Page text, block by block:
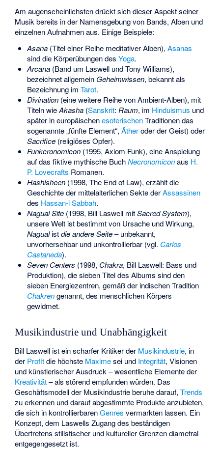
Am augenscheinlichsten drückt sich dieser Aspekt seiner
Musik bereits in der Namensgebung von Bands, Alben und
einzelnen Aufnahmen aus. Einige Beispiele:
Asana(Titel einer Reihe meditativer Alben), Asanas
sind die Körperübungen des Yoga.
Arcana(Band um Laswell und Tony Williams),
bezeichnet allgemein Geheimwissen, bekannt als
Bezeichnung im Tarot.
Divination(eine weitere Reihe von Ambient-Alben), mit
Titeln wieAkasha(Sanskrit: Raum, im Hinduismus und
später in europäischenesoterischenTraditionen das
sogenannte „fünfte Element“, Ätheroder der Geist) oder
Sacrifice(religiöses Opfer).
Funkcronomicon(1995, Axiom Funk), eine Anspielung
auf das fiktive mythische BuchNecronomiconaus H.
P. Lovecrafts Romanen.
Hashisheen(1998, The End of Law), erzählt die
Geschichte der mittelalterlichen Sekte derAssassinen
des Hassan-i Sabbah.
Nagual Site(1998, Bill Laswell mitSacred System),
unsere Welt ist bestimmt von Ursache und Wirkung,
Nagualistdie andere Seite– unbekannt,
unvorhersehbar und unkontrollierbar (vgl. Carlos
Castaneda).
Seven Centers (1998, Chakra, Bill Laswell: Bass und
Produktion), die sieben Titel des Albums sind den
sieben Energiezentren, gemäß der indischen Tradition
Chakrengenannt, des menschlichen Körpers
gewidmet.
Musikindustrie und Unabhängigkeit
Bill Laswell ist ein scharfer Kritiker der Musikindustrie, in
der Profitdie höchste Maximesei und Integrität, Visionen
und künstlerischer Ausdruck – wesentliche Elemente der
Kreativität– als störend empfunden würden. Das
Geschäftsmodell der Musikindustrie beruhe darauf,Trends
zu erkennen und darauf abgestimmte Produkte anzubieten,
die sich in kontrollierbarenGenres vermarkten lassen. Ein
Konzept, dem Laswells Zugang des beständigen
Übertretens stilistischer und kultureller Grenzen diametral
entgegengesetzt ist.